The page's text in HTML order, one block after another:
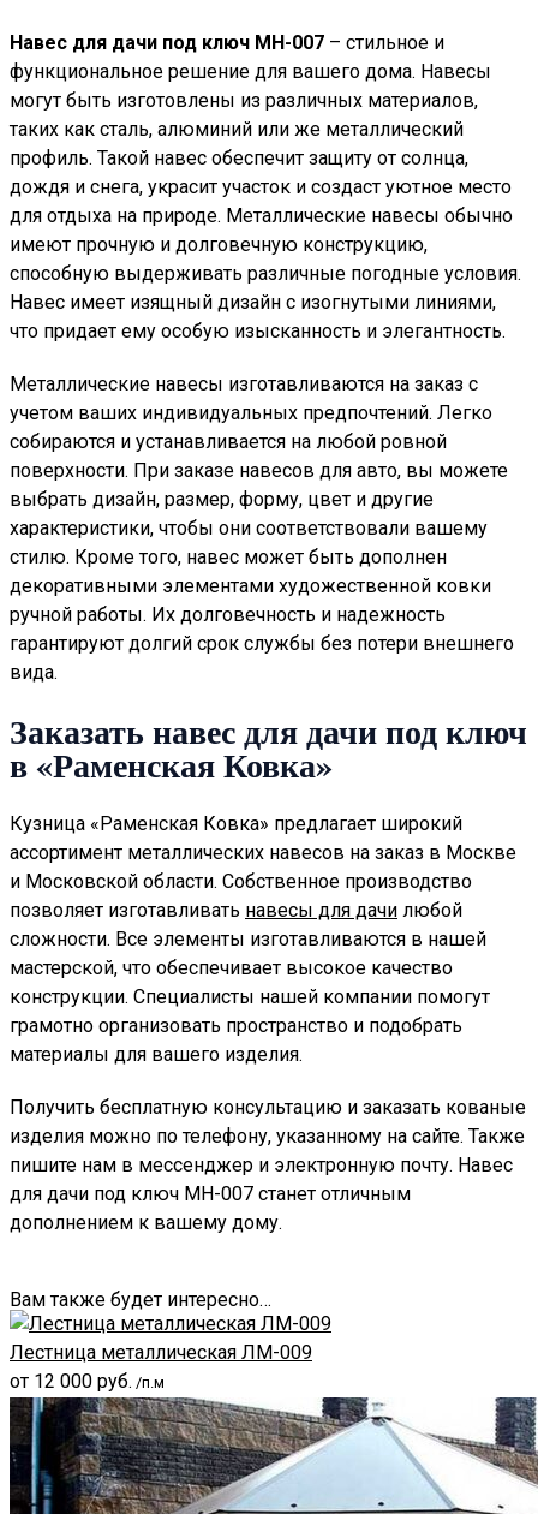
Навес для дачи под ключ МН-007 – стильное и
функциональное решение для вашего дома. Навесы
могут быть изготовлены из различных материалов,
таких как сталь, алюминий или же металлический
профиль. Такой навес обеспечит защиту от солнца,
дождя и снега, украсит участок и создаст уютное место
для отдыха на природе. Металлические навесы обычно
имеют прочную и долговечную конструкцию,
способную выдерживать различные погодные условия.
Навес имеет изящный дизайн с изогнутыми линиями,
что придает ему особую изысканность и элегантность.
Металлические навесы изготавливаются на заказ с
учетом ваших индивидуальных предпочтений. Легко
собираются и устанавливается на любой ровной
поверхности. При заказе навесов для авто, вы можете
выбрать дизайн, размер, форму, цвет и другие
характеристики, чтобы они соответствовали вашему
стилю. Кроме того, навес может быть дополнен
декоративными элементами художественной ковки
ручной работы. Их долговечность и надежность
гарантируют долгий срок службы без потери внешнего
вида.
Заказать навес для дачи под ключ
в «Раменская Ковка»
Кузница «Раменская Ковка» предлагает широкий
ассортимент металлических навесов на заказ в Москве
и Московской области. Собственное производство
позволяет изготавливать навесы для дачи любой
сложности. Все элементы изготавливаются в нашей
мастерской, что обеспечивает высокое качество
конструкции. Специалисты нашей компании помогут
грамотно организовать пространство и подобрать
материалы для вашего изделия.
Получить бесплатную консультацию и заказать кованые
изделия можно по телефону, указанному на сайте. Также
пишите нам в мессенджер и электронную почту. Навес
для дачи под ключ МН-007 станет отличным
дополнением к вашему дому.
Вам также будет интересно…
Лестница металлическая ЛМ-009
от 12 000 руб. /п.м